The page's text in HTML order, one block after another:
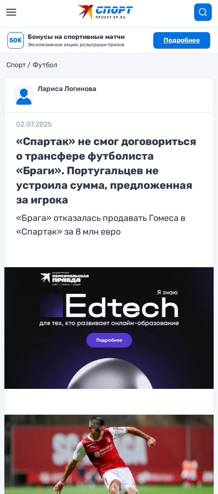
50K Бонусы на спортивные матчи
Эксклюзивные акции, розыгрыши призов
Подробнее
Спорт Футбол
Лариса Логинова
02.07.2025
«Спартак» не смог договориться
о трансфере футболиста
«Браги». Португальцев не
устроила сумма, предложенная
за игрока
«Брага» отказалась продавать Гомеса в
«Спартак» за 8 млн евро